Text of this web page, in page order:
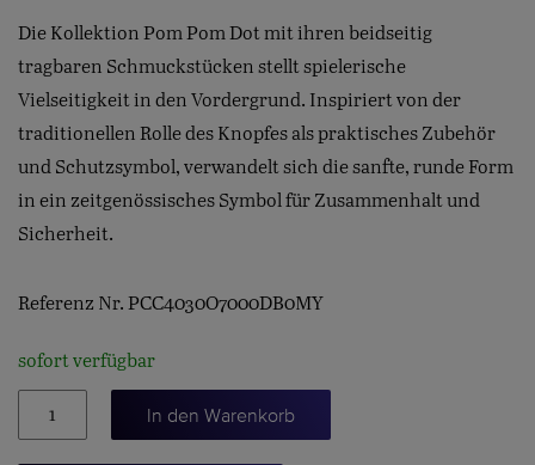
Die Kollektion Pom Pom Dot mit ihren beidseitig
tragbaren Schmuckstücken stellt spielerische
Vielseitigkeit in den Vordergrund. Inspiriert von der
traditionellen Rolle des Knopfes als praktisches Zubehör
und Schutzsymbol, verwandelt sich die sanfte, runde Form
in ein zeitgenössisches Symbol für Zusammenhalt und
Sicherheit.
Referenz Nr. PCC4030O7000DB0MY
sofort verfügbar
Pom
In den Warenkorb